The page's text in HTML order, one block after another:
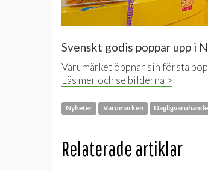
Svenskt godis poppar upp i
Varumärket öppnar sin första
Läs mer och se bilderna >
Nyheter Varumärken
Relaterade artiklar